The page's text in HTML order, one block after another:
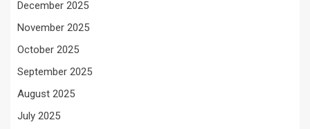
December 2025
November 2025
October 2025
September 2025
August 2025
July 2025